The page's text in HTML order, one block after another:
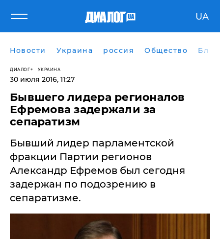
UA
Новости Украина россия Общество
ДИАЛОГ УКРАИНА
30 июля 2016, 11:27
Бывшего лидера регионалов
Ефремова задержали за
сепаратизм
Бывший лидер парламентской
фракции Партии регионов
Александр Ефремов был сегодня
задержан по подозрению в
сепаратизме.